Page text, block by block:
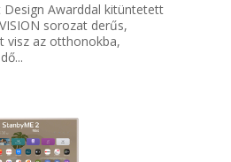
Awarddal kitüntetett
sorozat derűs,
visz az otthonokba,